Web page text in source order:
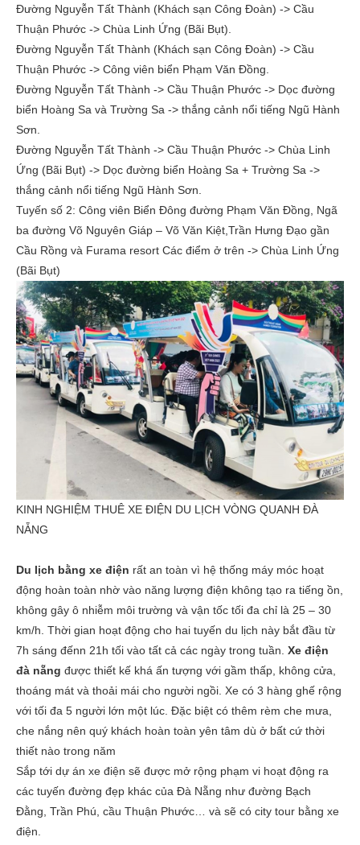
Đường Nguyễn Tất Thành (Khách sạn Công Đoàn) -> Cầu
Thuận Phước -> Chùa Linh Ứng (Bãi Bụt).
Đường Nguyễn Tất Thành (Khách sạn Công Đoàn) -> Cầu
Thuận Phước -> Công viên biển Phạm Văn Đồng.
Đường Nguyễn Tất Thành -> Cầu Thuận Phước -> Dọc đường
biển Hoàng Sa và Trường Sa -> thắng cảnh nổi tiếng Ngũ Hành
Sơn.
Đường Nguyễn Tất Thành -> Cầu Thuận Phước -> Chùa Linh
Ứng (Bãi Bụt) -> Dọc đường biển Hoàng Sa + Trường Sa ->
thắng cảnh nổi tiếng Ngũ Hành Sơn.
Tuyến số 2: Công viên Biển Đông đường Phạm Văn Đồng, Ngã
ba đường Võ Nguyên Giáp – Võ Văn Kiệt,Trần Hưng Đạo gần
Cầu Rồng và Furama resort Các điểm ở trên -> Chùa Linh Ứng
(Bãi Bụt)
KINH NGHIỆM THUÊ XE ĐIỆN DU LỊCH VÒNG QUANH ĐÀ
NẴNG
Du lịch bằng xe điện rất an toàn vì hệ thống máy móc hoạt
động hoàn toàn nhờ vào năng lượng điện không tạo ra tiếng ồn,
không gây ô nhiễm môi trường và vận tốc tối đa chỉ là 25 – 30
km/h. Thời gian hoạt động cho hai tuyến du lịch này bắt đầu từ
7h sáng đếnn 21h tối vào tất cả các ngày trong tuần. Xe điện
đà nẵng được thiết kế khá ấn tượng với gầm thấp, không cửa,
thoáng mát và thoải mái cho người ngồi. Xe có 3 hàng ghế rộng
với tối đa 5 người lớn một lúc. Đặc biệt có thêm rèm che mưa,
che nắng nên quý khách hoàn toàn yên tâm dù ở bất cứ thời
thiết nào trong năm
Sắp tới dự án xe điện sẽ được mở rộng phạm vi hoạt động ra
các tuyến đường đẹp khác của Đà Nẵng như đường Bạch
Đằng, Trần Phú, cầu Thuận Phước… và sẽ có city tour bằng xe
điện.